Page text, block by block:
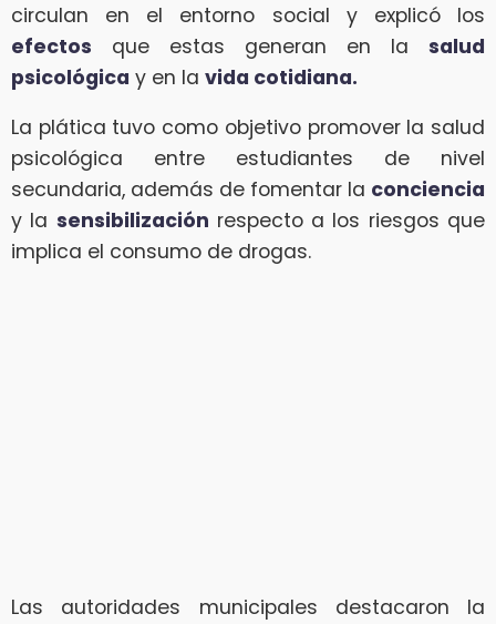
circulan en el entorno social y explicó los
efectos que estas generan en la salud
psicológica y en la vida cotidiana.
La plática tuvo como objetivo promover la salud
psicológica entre estudiantes de nivel
secundaria, además de fomentar la conciencia
y la sensibilización respecto a los riesgos que
implica el consumo de drogas.
Las autoridades municipales destacaron la